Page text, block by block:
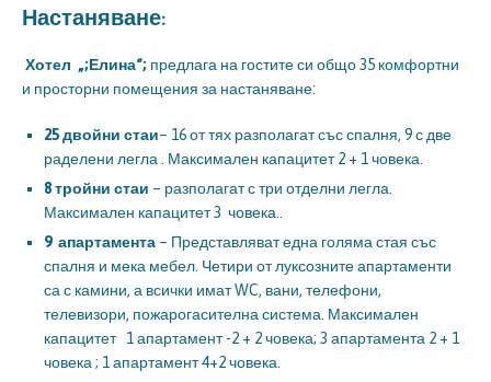
Настаняване:
Хотел „;Елина“; предлага на гостите си общо 35 комфортни
и просторни помещения за настаняване:
25 двойни стаи– 16 от тях разполагат със спалня, 9 с две
раделени легла . Максимален капацитет 2 + 1 човека.
8 тройни стаи – разполагат с три отделни легла.
Максимален капацитет 3 човека..
9 апартамента – Представляват една голяма стая със
спалня и мека мебел. Четири от луксозните апартаменти
са с камини, а всички имат WC, вани, телефони,
телевизори, пожарогасителна система. Максимален
капацитет 1 апартамент -2 + 2 човека; 3 апартамента 2 + 1
човека ; 1 апартамент 4+2 човека.